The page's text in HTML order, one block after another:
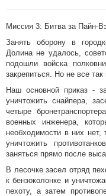
Миссия 3: Битва за Пайн-
Занять оборону в
Долина не удалось,
подошли войска
закрепиться. Но не все так
Наш основной приказ -
уничтожить снайпера,
четыре
военных инженера,
необходимости в них
уничтожить
заняться прямо после
В лесочке засел отряд
к бензоколонке и
пехоту, а затем